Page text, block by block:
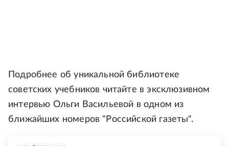
Подробнее об уникальной библиотеке
советских учебников читайте в эксклюзивном
интервью Ольги Васильевой в одном из
ближайших номеров "Российской газеты".